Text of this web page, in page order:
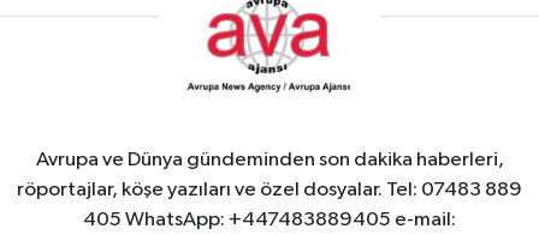
Avrupa ve Dünya gündeminden son dakika haberleri,
röportajlar, köşe yazıları ve özel dosyalar. Tel: 07483 889
405 WhatsApp: +447483889405 e-mail: